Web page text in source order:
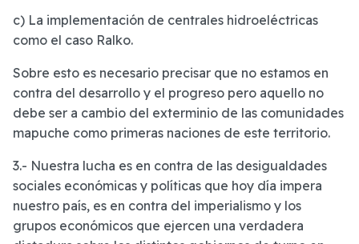
c) La implementación de centrales hidroeléctricas
como el caso Ralko.
Sobre esto es necesario precisar que no estamos en
contra del desarrollo y el progreso pero aquello no
debe ser a cambio del exterminio de las comunidades
mapuche como primeras naciones de este territorio.
3.- Nuestra lucha es en contra de las desigualdades
sociales económicas y políticas que hoy día impera
nuestro país, es en contra del imperialismo y los
grupos económicos que ejercen una verdadera